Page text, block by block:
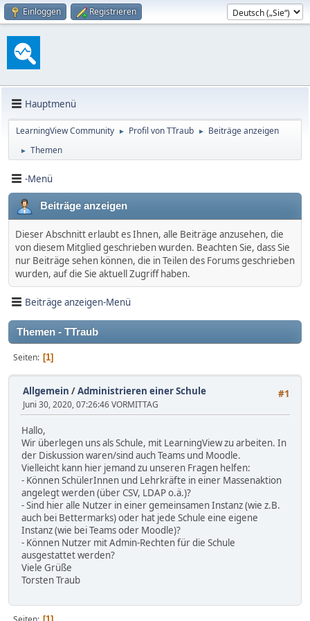
Einloggen Registrieren
Hauptmenü
LearningView Community ► Profil von TTraub ► Beiträge anzeigen
► Themen
-Menü
Beiträge anzeigen
Dieser Abschnitt erlaubt es Ihnen, alle Beiträge anzusehen, die
von diesem Mitglied geschrieben wurden. Beachten Sie, dass Sie
nur Beiträge sehen können, die in Teilen des Forums geschrieben
wurden, auf die Sie aktuell Zugriff haben.
Beiträge anzeigen-Menü
Themen - TTraub
Seiten 1
#1
Allgemein /Administrieren einer Schule
Juni 30, 2020, 07:26:46 VORMITTAG
Hallo,
Wir überlegen uns als Schule, mit LearningView zu arbeiten. In
der Diskussion waren/sind auch Teams und Moodle.
Vielleicht kann hier jemand zu unseren Fragen helfen:
- Können SchülerInnen und Lehrkräfte in einer Massenaktion
angelegt werden (über CSV, LDAP o.ä.)?
- Sind hier alle Nutzer in einer gemeinsamen Instanz (wie z.B.
auch bei Bettermarks) oder hat jede Schule eine eigene
Instanz (wie bei Teams oder Moodle)?
- Können Nutzer mit Admin-Rechten für die Schule
ausgestattet werden?
Viele Grüße
Torsten Traub